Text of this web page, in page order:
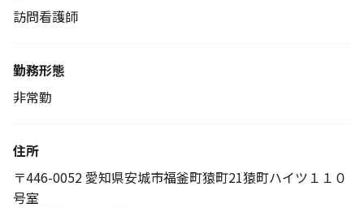
訪問看護師
勤務形態
非常勤
住所
〒446-0052 愛知県安城市福釜町猿町21猿町ハイツ１１０
号室